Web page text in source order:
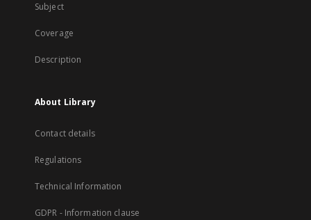
Subject
Coverage
Description
About Library
Contact details
Regulations
Technical Information
GDPR - Information clause